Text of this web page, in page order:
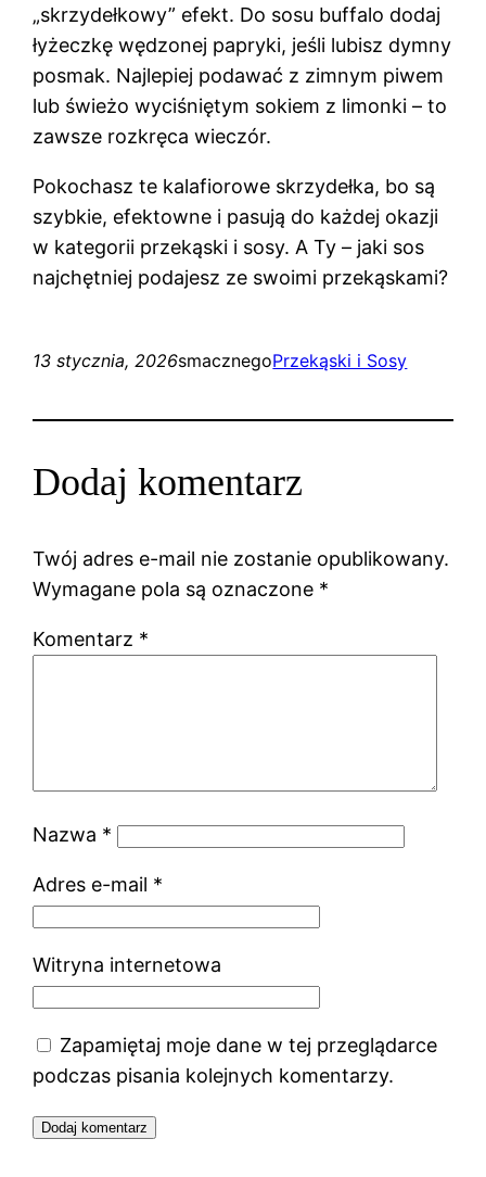
„skrzydełkowy” efekt. Do sosu buffalo dodaj
łyżeczkę wędzonej papryki, jeśli lubisz dymny
posmak. Najlepiej podawać z zimnym piwem
lub świeżo wyciśniętym sokiem z limonki – to
zawsze rozkręca wieczór.
Pokochasz te kalafiorowe skrzydełka, bo są
szybkie, efektowne i pasują do każdej okazji
w kategorii przekąski i sosy. A Ty – jaki sos
najchętniej podajesz ze swoimi przekąskami?
13 stycznia, 2026smacznegoPrzekąski i Sosy
Dodaj komentarz
Twój adres e-mail nie zostanie opublikowany.
Wymagane pola są oznaczone *
Komentarz *
Nazwa *
Adres e-mail *
Witryna internetowa
Zapamiętaj moje dane w tej przeglądarce
podczas pisania kolejnych komentarzy.